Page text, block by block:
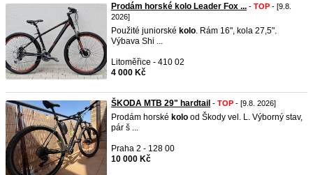
Prodám horské kolo Leader Fox ... - TOP - [9.8.
2026]
Použité juniorské kolo. Rám 16", kola 27,5".
Výbava Shi ...
Litoměřice - 410 02
4 000 Kč
ŠKODA MTB 29" hardtail - TOP - [9.8. 2026]
Prodám horské kolo od Škody vel. L. Výborný stav,
pár š ...
Praha 2 - 128 00
10 000 Kč